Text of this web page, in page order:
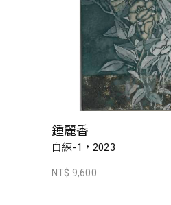
鍾麗香
白練-1，2023
NT$ 9,600